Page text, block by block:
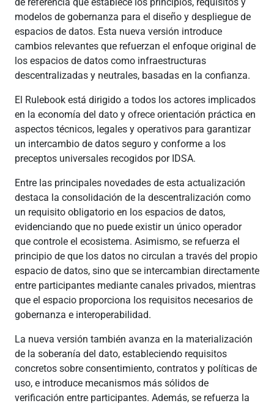
modelos de gobernanza para el diseño y despliegue de
espacios de datos. Esta nueva versión introduce
cambios relevantes que refuerzan el enfoque original de
los espacios de datos como infraestructuras
descentralizadas y neutrales, basadas en la confianza.
El Rulebook está dirigido a todos los actores implicados
en la economía del dato y ofrece orientación práctica en
aspectos técnicos, legales y operativos para garantizar
un intercambio de datos seguro y conforme a los
preceptos universales recogidos por IDSA.
Entre las principales novedades de esta actualización
destaca la consolidación de la descentralización como
un requisito obligatorio en los espacios de datos,
evidenciando que no puede existir un único operador
que controle el ecosistema. Asimismo, se refuerza el
principio de que los datos no circulan a través del propio
espacio de datos, sino que se intercambian directamente
entre participantes mediante canales privados, mientras
que el espacio proporciona los requisitos necesarios de
gobernanza e interoperabilidad.
La nueva versión también avanza en la materialización
de la soberanía del dato, estableciendo requisitos
concretos sobre consentimiento, contratos y políticas de
uso, e introduce mecanismos más sólidos de
verificación entre participantes. Además, se refuerza la